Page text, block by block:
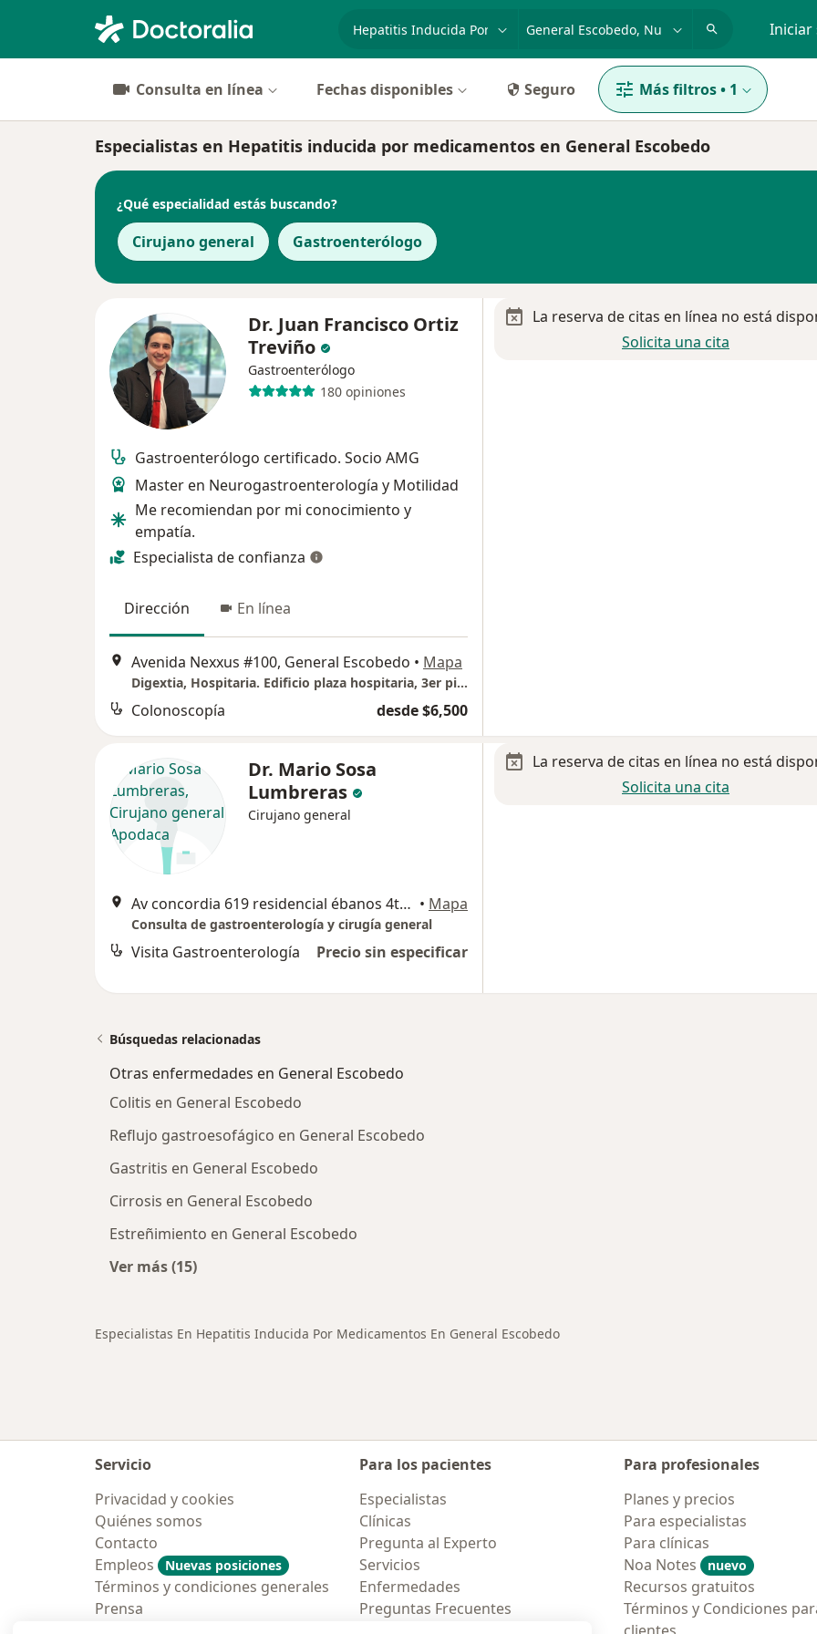
Iniciar
Consulta en línea Fechas disponibles Seguro Más filtros• 1
Especialistas en Hepatitis inducida por medicamentos en General Escobedo
¿Qué especialidad estás buscando?
Cirujano general Gastroenterólogo
Dr. Juan Francisco Ortiz
Treviño
Gastroenterólogo
180 opiniones
Gastroenterólogo certificado. Socio AMG
Master en Neurogastroenterología y Motilidad
Me recomiendan por mi conocimiento y
empatía.
Especialista de confianza
Dirección En línea
Avenida Nexxus #100, General Escobedo • Mapa
Digextia, Hospitaria. Edificio plaza hospitaria, 3er piso, Local 309
Colonoscopía desde $6,500
La reserva de citas en línea no está
Solicita una cita
Dr. Mario Sosa
Lumbreras
Cirujano general
Av concordia 619 residencial ébanos 4to Sector, Apodaca • Mapa
Consulta de gastroenterología y cirugía general
Visita Gastroenterología Precio sin especificar
La reserva de citas en línea no está
Solicita una cita
Búsquedas relacionadas
Otras enfermedades en General Escobedo
Colitis en General Escobedo
Reflujo gastroesofágico en General Escobedo
Gastritis en General Escobedo
Cirrosis en General Escobedo
Estreñimiento en General Escobedo
Ver más (15)
Especialistas En Hepatitis Inducida Por Medicamentos En General Escobedo
Servicio
Privacidad y cookies
Quiénes somos
Contacto
Empleos
Nuevas posiciones
Términos y condiciones generales
Prensa
Para los pacientes
Especialistas
Clínicas
Pregunta al Experto
Servicios
Enfermedades
Preguntas Frecuentes
Para profesionales
Planes y precios
Para especialistas
Para clínicas
Noa Notes
nuevo
Recursos gratuitos
Términos y Condiciones